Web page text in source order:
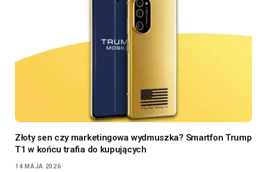
Złoty sen czy marketingowa wydmuszka? Smartfon Trump
T1 w końcu trafia do kupujących
14 MAJA 2026